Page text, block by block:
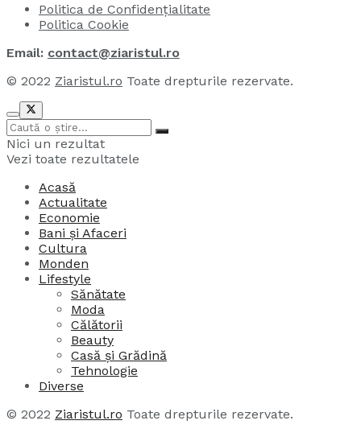
Politica de Confidențialitate
Politica Cookie
Email: contact@ziaristul.ro
© 2022 Ziaristul.ro Toate drepturile rezervate.
Nici un rezultat
Vezi toate rezultatele
Acasă
Actualitate
Economie
Bani și Afaceri
Cultura
Monden
Lifestyle
Sănătate
Moda
Călătorii
Beauty
Casă și Grădină
Tehnologie
Diverse
© 2022 Ziaristul.ro Toate drepturile rezervate.